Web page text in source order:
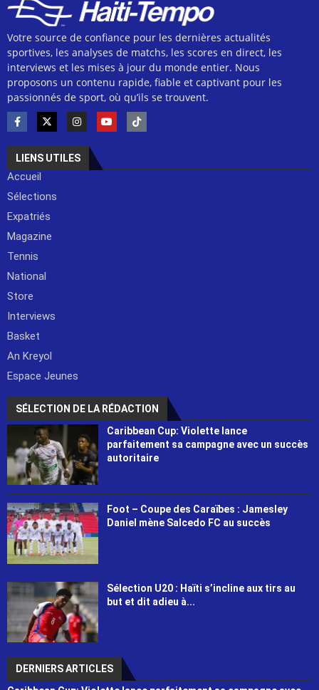
Votre source de confiance pour les dernières actualités
sportives, les analyses de matchs, les scores en direct, les
interviews et les mises à jour du monde entier. Nous
proposons un contenu rapide, fiable et captivant pour les
passionnés de sport, où qu’ils se trouvent.
LIENS UTILES
Accueil
Sélections
Expatriés
Magazine
Tennis
National
Store
Interviews
Basket
An Kreyol
Espace Jeunes
SÉLECTION DE LA RÉDACTION
Caribbean Cup: Violette lance
parfaitement sa campagne avec un succès
autoritaire
Foot – Coupe des Caraïbes : Jamesley
Daniel mène Salcedo FC au succès
Sélection U20 : Haïti s’incline aux tirs au
but et dit adieu à...
DERNIERS ARTICLES